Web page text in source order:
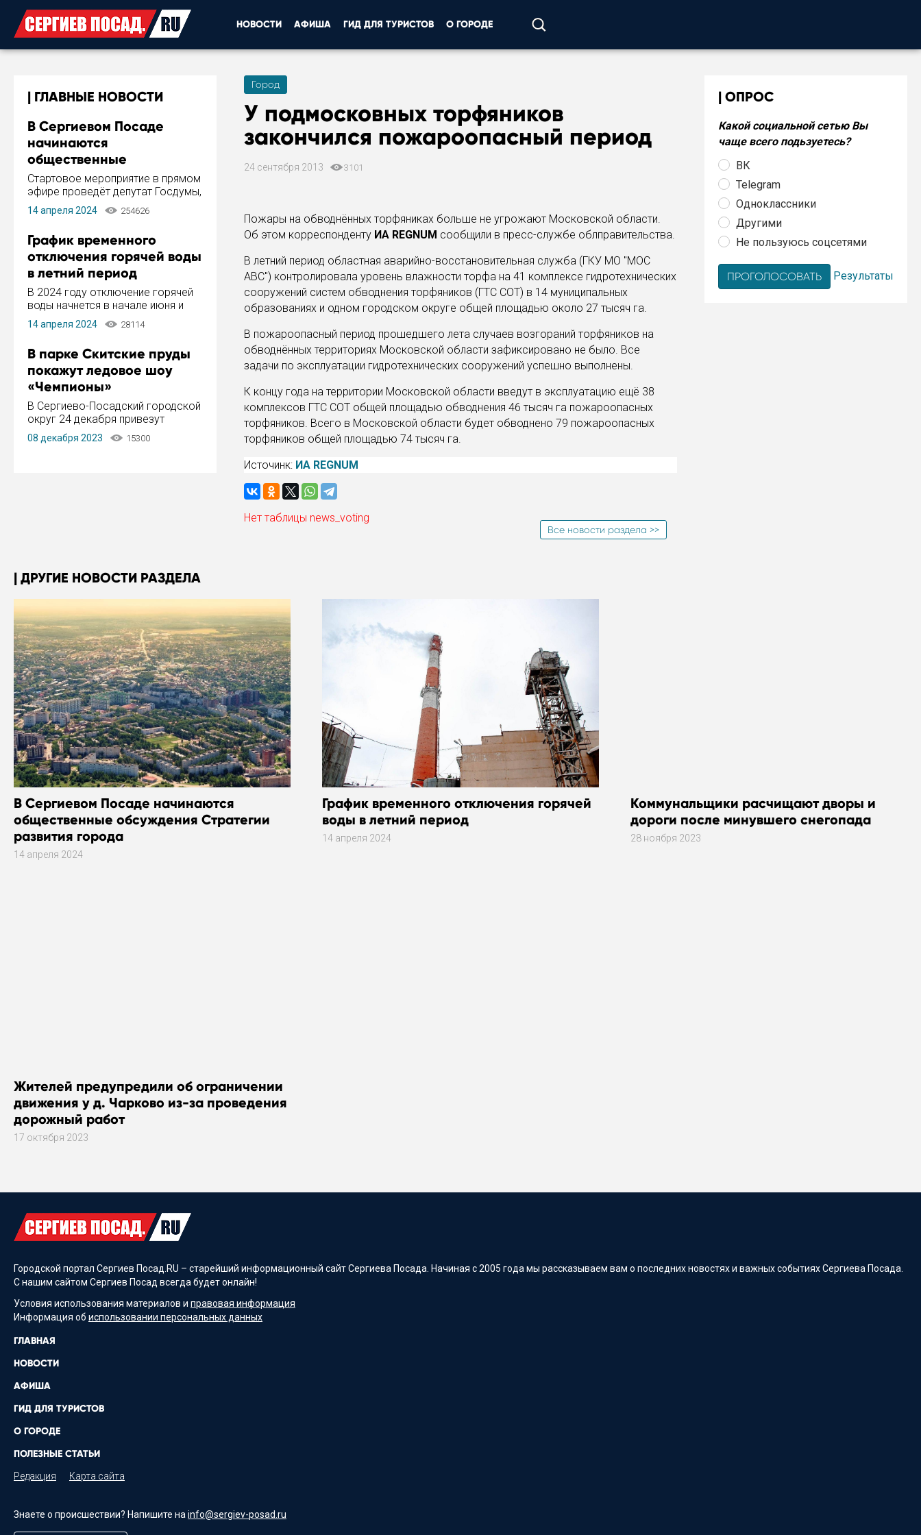
НОВОСТИ АФИША ГИД ДЛЯ ТУРИСТОВ О ГОРОДЕ
ГЛАВНЫЕ НОВОСТИ
В Сергиевом Посаде
начинаются
общественные
обсуждения Стратегии
развития города
Стартовое мероприятие в прямом
эфире проведёт депутат Госдумы,
инициатор и автор Концепции
развития Сергиева Посада и
Пахомов.
14 апреля 2024 254626
График временного
отключения горячей воды
в летний период
В 2024 году отключение горячей
воды начнется в начале июня и
завершится в конце августа.
Период отключения составит не
14 апреля 2024 28114
В парке Скитские пруды
покажут ледовое шоу
«Чемпионы»
В Сергиево-Посадский городской
округ 24 декабря привезут
ледовый тур «Чемпионы»
заслуженного мастера спорта,
08 декабря 2023 15300
Город
У подмосковных торфяников
закончился пожароопасный период
24 сентября 2013 3101
Пожары на обводнённых торфяниках больше не угрожают Московской области.
Об этом корреспонденту ИА REGNUM сообщили в пресс-службе облправительства.
В летний период областная аварийно-восстановительная служба (ГКУ МО "МОС
АВС") контролировала уровень влажности торфа на 41 комплексе гидротехнических
сооружений систем обводнения торфяников (ГТС СОТ) в 14 муниципальных
образованиях и одном городском округе общей площадью около 27 тысяч га.
В пожароопасный период прошедшего лета случаев возгораний торфяников на
обводнённых территориях Московской области зафиксировано не было. Все
задачи по эксплуатации гидротехнических сооружений успешно выполнены.
К концу года на территории Московской области введут в эксплуатацию ещё 38
комплексов ГТС СОТ общей площадью обводнения 46 тысяч га пожароопасных
торфяников. Всего в Московской области будет обводнено 79 пожароопасных
торфяников общей площадью 74 тысяч га.
Источинк: ИА REGNUM
Нет таблицы news_voting
Все новости раздела >>
ОПРОС
Какой социальной сетью Вы
чаще всего подьзуетесь?
ВК
Telegram
Одноклассники
Другими
Не пользуюсь соцсетями
Результаты
ДРУГИЕ НОВОСТИ РАЗДЕЛА
В Сергиевом Посаде начинаются
общественные обсуждения Стратегии
развития города
14 апреля 2024
График временного отключения горячей
воды в летний период
14 апреля 2024
Коммунальщики расчищают дворы и
дороги после минувшего снегопада
28 ноября 2023
Жителей предупредили об ограничении
движения у д. Чарково из-за проведения
дорожный работ
17 октября 2023
Городской портал Сергиев Посад.RU – старейший информационный сайт Сергиева Посада. Начиная с 2005 года мы рассказываем вам о последних новостях и важных событиях Сергиева Посада.
С нашим сайтом Сергиев Посад всегда будет онлайн!
Условия использования материалов и правовая информация
Информация об использовании персональных данных
ГЛАВНАЯ
НОВОСТИ
АФИША
ГИД ДЛЯ ТУРИСТОВ
О ГОРОДЕ
ПОЛЕЗНЫЕ СТАТЬИ
Редакция Карта сайта
Знаете о происшествии? Напишите на info@sergiev-posad.ru